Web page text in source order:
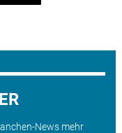
News mehr